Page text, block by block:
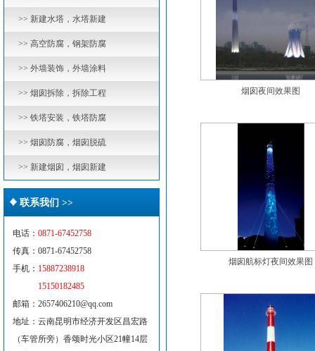
>> 新建水塔，水塔新建
>> 高空防腐，钢架防腐
>> 外墙装饰，外墙涂料
>> 烟囱拆除，拆除工程
>> 铁塔安装，铁塔防腐
>> 烟囱防腐，烟囱脱硫
>> 新建烟囱，烟囱新建
联系我们 >>
电话： 0871-67452758
传真：0871-67452758
手机： 15887238918
15150182485
邮箱：2657406210@qq.com
地址：云南昆明市经济开发区昌宏路
（车管所旁）香颂时光小区21幢14层
烟囱夜间效果图
烟囱航标灯夜间效果图